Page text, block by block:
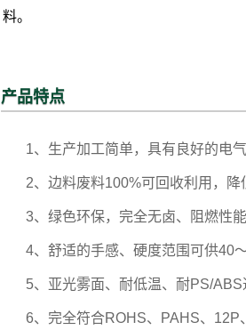
料。
产品特点
1、生产加工简单，具有良好的电
2、边料废料100%可回收利用，
3、绿色环保，完全无卤、阻燃性
4、舒适的手感、硬度范围可供40
5、亚光雾面、耐低温、耐PS/
6、完全符合ROHS、PAHS、